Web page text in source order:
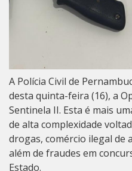
A Polícia Civil de
desta quinta-feira (16), a
Sentinela II. Esta é mais
de alta complexidade
drogas, comércio ilegal de
além de fraudes em
Estado.